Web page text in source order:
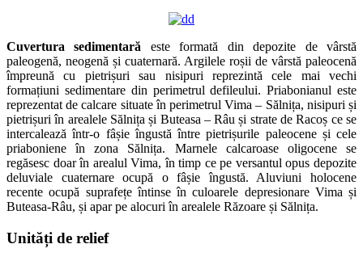
Cuvertura sedimentară este formată din depozite de vârstă
paleogenă, neogenă și cuaternară. Argilele roșii de vârstă paleocenă
împreună cu pietrișuri sau nisipuri reprezintă cele mai vechi
formațiuni sedimentare din perimetrul defileului. Priabonianul este
reprezentat de calcare situate în perimetrul Vima – Sălnița, nisipuri și
pietrișuri în arealele Sălnița și Buteasa – Râu și strate de Racoș ce se
intercalează într-o fâșie îngustă între pietrișurile paleocene și cele
priaboniene în zona Sălnița. Marnele calcaroase oligocene se
regăsesc doar în arealul Vima, în timp ce pe versantul opus depozite
deluviale cuaternare ocupă o fâșie îngustă. Aluviuni holocene
recente ocupă suprafețe întinse în culoarele depresionare Vima și
Buteasa-Râu, și apar pe alocuri în arealele Răzoare și Sălnița.
Unități de relief